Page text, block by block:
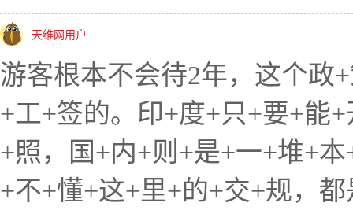
天维网用户
游客根本不会待2年，这个政
+工+签的。印+度+只+要+能
+照，国+内+则+是+一+堆+
+不+懂+这+里+的+交+规，